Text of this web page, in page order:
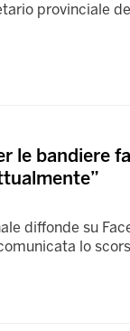
provinciale
le bandiere
diffonde su
lo